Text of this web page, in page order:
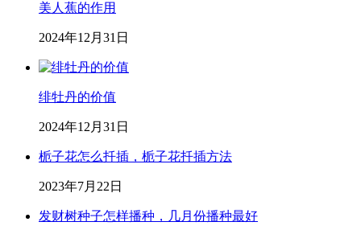
美人蕉的作用
2024年12月31日
绯牡丹的价值
2024年12月31日
栀子花怎么扦插，栀子花扦插方法
2023年7月22日
发财树种子怎样播种，几月份播种最好